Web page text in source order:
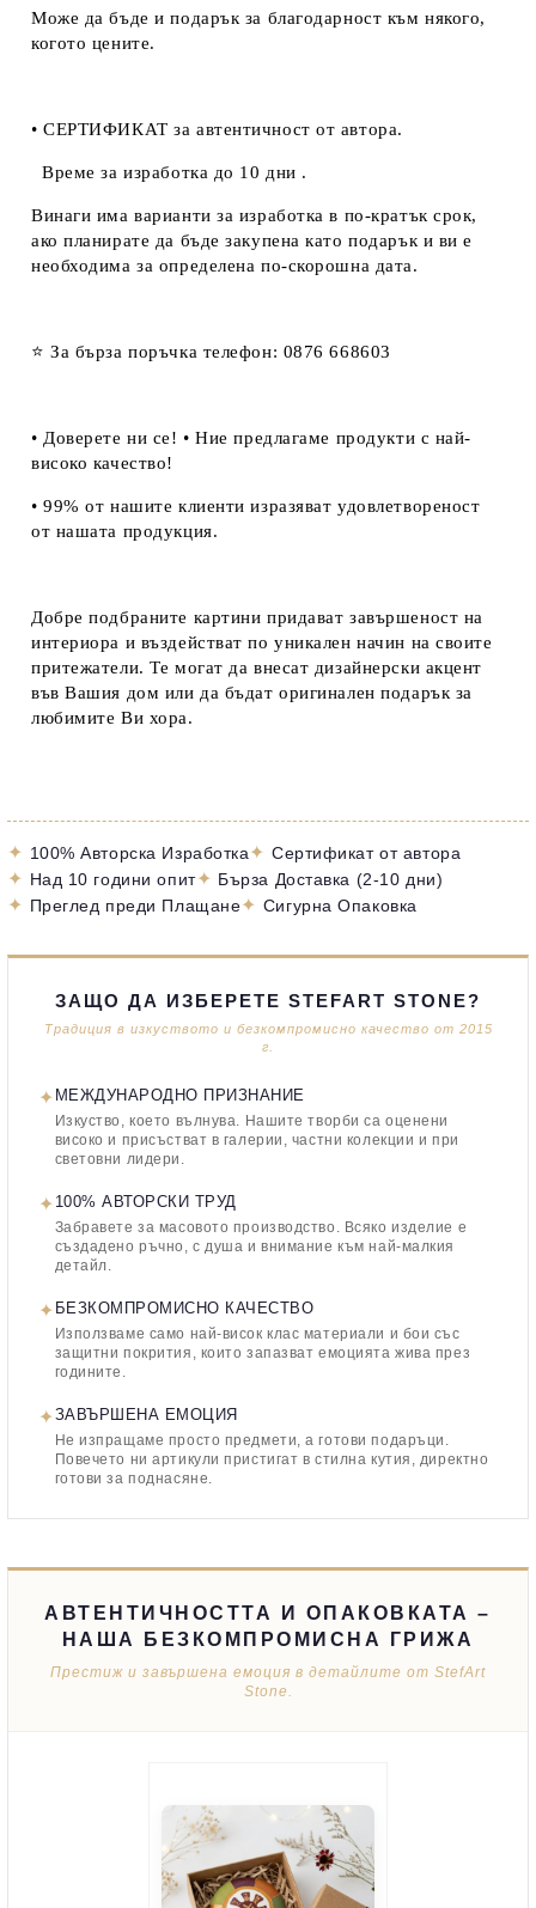
Може да бъде и подарък за благодарност към някого,
когото цените.
• СЕРТИФИКАТ за автентичност от автора.
Време за изработка до 10 дни .
Винаги има варианти за изработка в по-кратък срок,
ако планирате да бъде закупена като подарък и ви е
необходима за определена по-скорошна дата.
⭐ За бърза поръчка телефон: 0876 668603
• Доверете ни се! • Ние предлагаме продукти с най-
високо качество!
• 99% от нашите клиенти изразяват удовлетвореност
от нашата продукция.
Добре подбраните картини придават завършеност на
интериора и въздействат по уникален начин на своите
притежатели. Те могат да внесат дизайнерски акцент
във Вашия дом или да бъдат оригинален подарък за
любимите Ви хора.
✦ 100% Авторска Изработка✦ Сертификат от автора
✦ Над 10 години опит✦ Бърза Доставка (2-10 дни)
✦ Преглед преди Плащане✦ Сигурна Опаковка
ЗАЩО ДА ИЗБЕРЕТЕ STEFART STONE?
Традиция в изкуството и безкомпромисно качество от 2015
г.
✦ МЕЖДУНАРОДНО ПРИЗНАНИЕ
Изкуство, което вълнува. Нашите творби са оценени
високо и присъстват в галерии, частни колекции и при
световни лидери.
✦ 100% АВТОРСКИ ТРУД
Забравете за масовото производство. Всяко изделие е
създадено ръчно, с душа и внимание към най-малкия
детайл.
✦ БЕЗКОМПРОМИСНО КАЧЕСТВО
Използваме само най-висок клас материали и бои със
защитни покрития, които запазват емоцията жива през
годините.
✦ЗАВЪРШЕНА ЕМОЦИЯ
Не изпращаме просто предмети, а готови подаръци.
Повечето ни артикули пристигат в стилна кутия, директно
готови за поднасяне.
АВТЕНТИЧНОСТТА И ОПАКОВКАТА –
НАША БЕЗКОМПРОМИСНА ГРИЖА
Престиж и завършена емоция в детайлите от StefArt
Stone.